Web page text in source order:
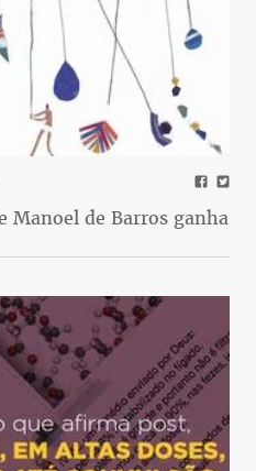
de Barros ganha